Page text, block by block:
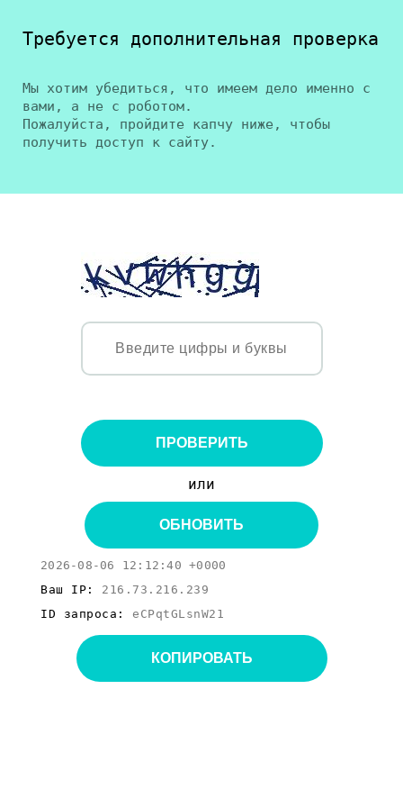
Требуется дополнительная проверка
Мы хотим убедиться, что имеем дело именно с
вами, а не с роботом.
Пожалуйста, пройдите капчу ниже, чтобы
получить доступ к сайту.
ПРОВЕРИТЬ
или
ОБНОВИТЬ
2026-08-06 12:12:40 +0000
Ваш IP: 216.73.216.239
ID запроса: eCPqtGLsnW21
КОПИРОВАТЬ